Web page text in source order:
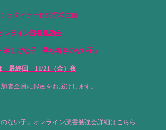
ュタイナー自然学校主催
ンライン読書勉強会
寂しげな子・落ち着きのない子』
最終回 11/21（金）夜
者全員に録画をお届けします。
ない子」オンライン読書勉強会詳細はこちら